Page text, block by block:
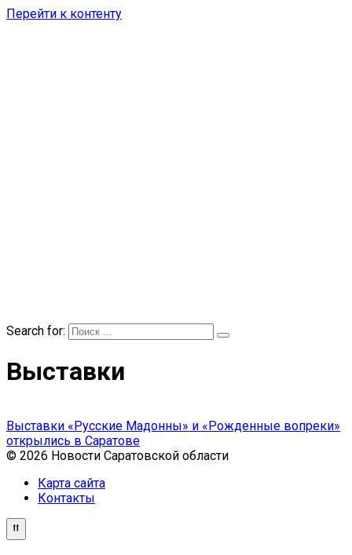
Перейти к контенту
Search for:
Выставки
Выставки «Русские Мадонны» и «Рожденные вопреки»
открылись в Саратове
© 2026 Новости Саратовской области
Карта сайта
Контакты